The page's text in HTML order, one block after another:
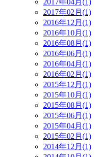
2017年04月(1)
2017年02月(1)
2016年12月(1)
2016年10月(1)
2016年08月(1)
2016年06月(1)
2016年04月(1)
2016年02月(1)
2015年12月(1)
2015年10月(1)
2015年08月(1)
2015年06月(1)
2015年04月(1)
2015年02月(1)
2014年12月(1)